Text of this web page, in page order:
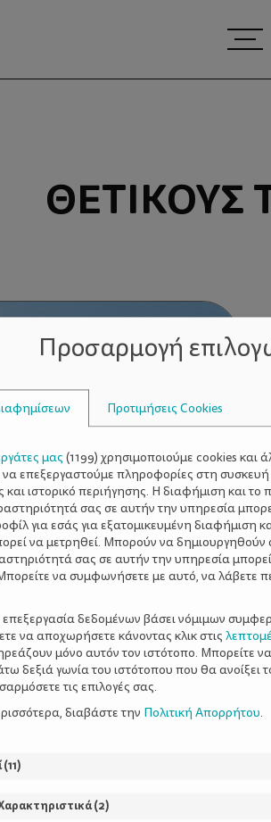
ΘΕΤΙΚΟΎΣ
με θετική στάση
Προσαρμογή
Προτιμήσεις Cookies
μας (1199) χρησιμοποιούμε cookies και
επεξεργαστούμε πληροφορίες στη
και ιστορικό περιήγησης. Η διαφήμιση και
σας σε αυτήν την υπηρεσία
για εσάς για εξατομικευμένη διαφήμιση
να μετρηθεί. Μπορούν να
σας σε αυτήν την υπηρεσία
να συμφωνήσετε με αυτό, να λάβετε
δεδομένων βάσει νόμιμων
να αποχωρήσετε κάνοντας κλικ στις
μόνο αυτόν τον ιστότοπο. Μπορείτε
δεξιά γωνία του ιστότοπου που θα
τις επιλογές σας.
διαβάστε την Πολιτική Απορρήτου.
(11)
(2)